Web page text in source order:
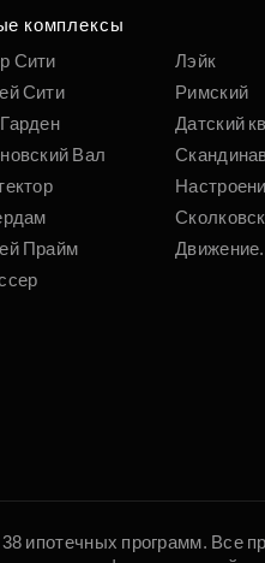
комплексы
Сити
Сити
Вал
Прайм
Лэйк
Римский
Датский
ипотечных программ.